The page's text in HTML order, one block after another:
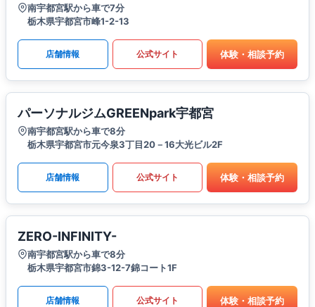
南宇都宮駅から車で7分
栃木県宇都宮市峰1-2-13
店舗情報 公式サイト 体験・相談予約
パーソナルジムGREENpark宇都宮
南宇都宮駅から車で8分
栃木県宇都宮市元今泉3丁目20－16大光ビル2F
店舗情報 公式サイト 体験・相談予約
ZERO-INFINITY-
南宇都宮駅から車で8分
栃木県宇都宮市錦3-12-7錦コート1F
店舗情報 公式サイト 体験・相談予約